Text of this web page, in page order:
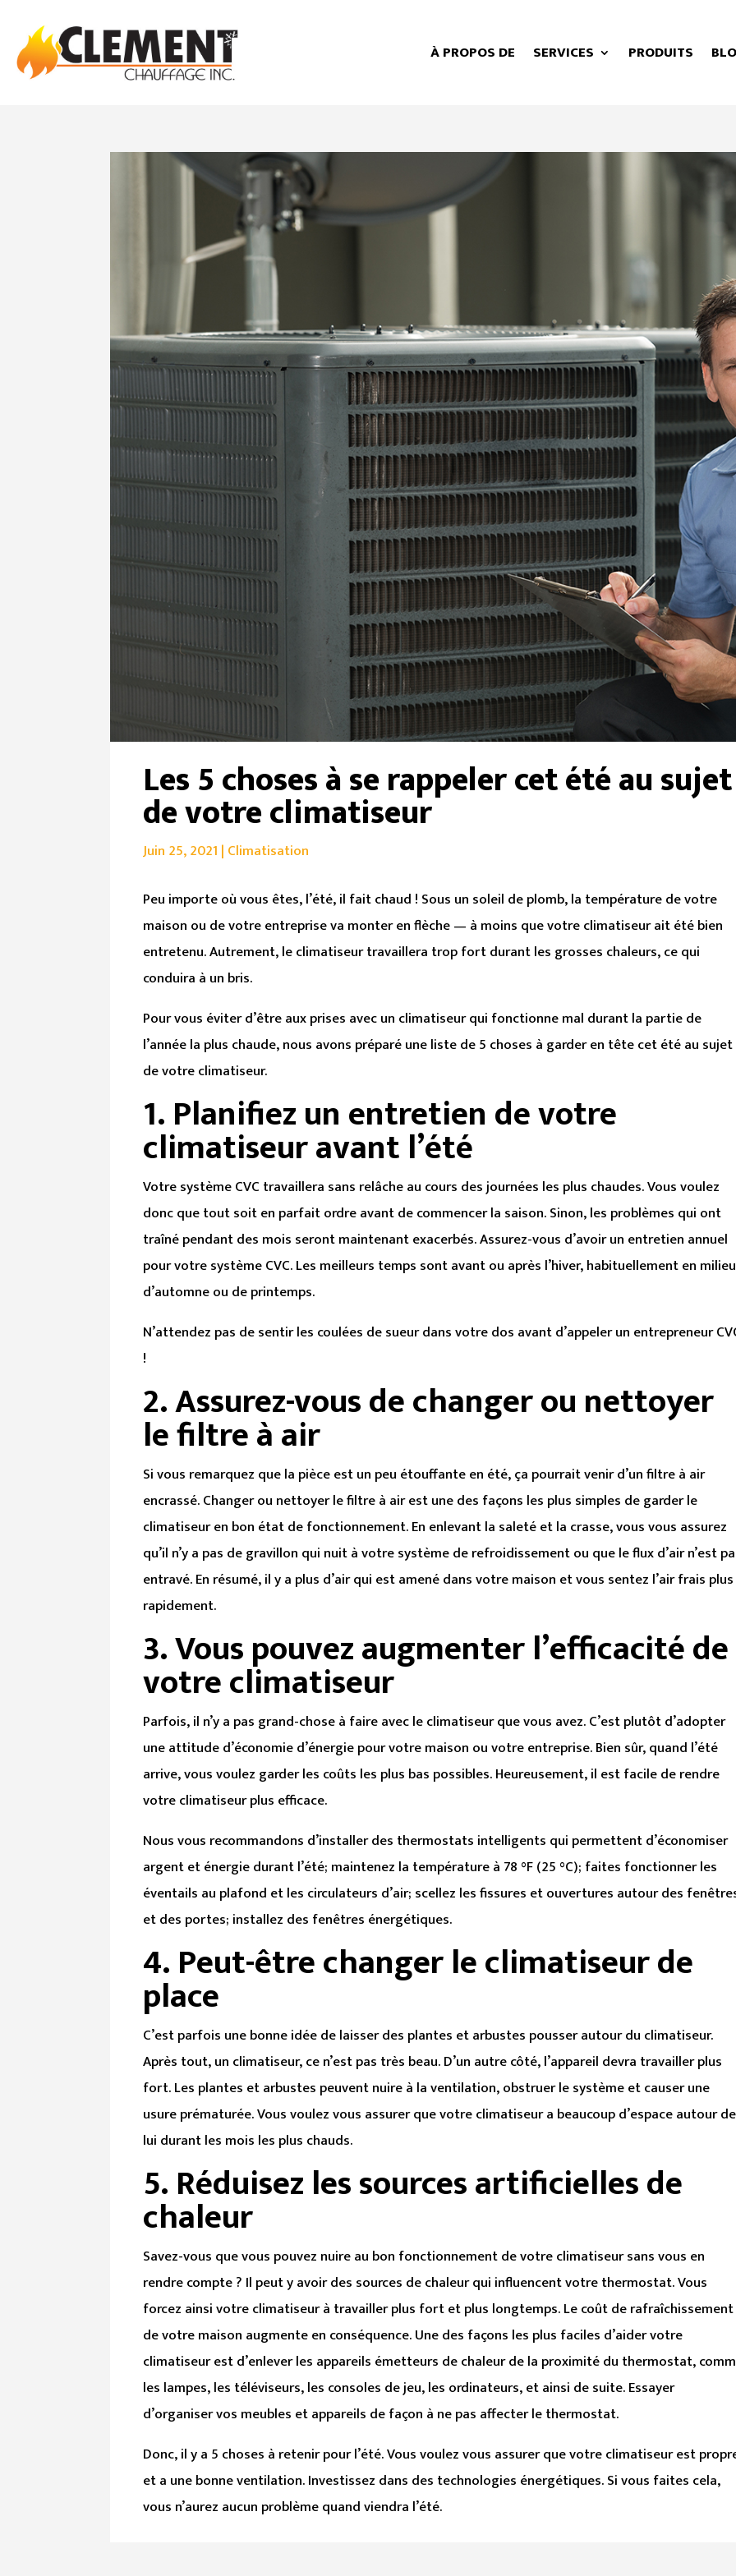
À PROPOS DE SERVICES PRODUITS
Les 5 choses à se rappeler cet été au sujet
de votre climatiseur
Juin 25, 2021 | Climatisation
Peu importe où vous êtes, l’été, il fait chaud ! Sous un soleil de plomb, la température de votre
maison ou de votre entreprise va monter en flèche — à moins que votre climatiseur ait été bien
entretenu. Autrement, le climatiseur travaillera trop fort durant les grosses chaleurs, ce qui
conduira à un bris.
Pour vous éviter d’être aux prises avec un climatiseur qui fonctionne mal durant la partie de
l’année la plus chaude, nous avons préparé une liste de 5 choses à garder en tête cet été au sujet
de votre climatiseur.
1.Planifiez un entretien de votre
climatiseur avant l’été
Votre système CVC travaillera sans relâche au cours des journées les plus chaudes. Vous voulez
donc que tout soit en parfait ordre avant de commencer la saison. Sinon, les problèmes qui ont
traîné pendant des mois seront maintenant exacerbés. Assurez-vous d’avoir un entretien annuel
pour votre système CVC. Les meilleurs temps sont avant ou après l’hiver, habituellement en milieu
d’automne ou de printemps.
N’attendez pas de sentir les coulées de sueur dans votre dos avant d’appeler un entrepreneur
!
2.Assurez-vous de changer ou nettoyer
le filtre à air
Si vous remarquez que la pièce est un peu étouffante en été, ça pourrait venir d’un filtre à air
encrassé. Changer ou nettoyer le filtre à air est une des façons les plus simples de garder le
climatiseur en bon état de fonctionnement. En enlevant la saleté et la crasse, vous vous assurez
qu’il n’y a pas de gravillon qui nuit à votre système de refroidissement ou que le flux d’air n’est
entravé. En résumé, il y a plus d’air qui est amené dans votre maison et vous sentez l’air frais plus
rapidement.
3.Vous pouvez augmenter l’efficacité de
votre climatiseur
Parfois, il n’y a pas grand-chose à faire avec le climatiseur que vous avez. C’est plutôt d’adopter
une attitude d’économie d’énergie pour votre maison ou votre entreprise. Bien sûr, quand l’été
arrive, vous voulez garder les coûts les plus bas possibles. Heureusement, il est facile de rendre
votre climatiseur plus efficace.
Nous vous recommandons d’installer des thermostats intelligents qui permettent d’économiser
argent et énergie durant l’été; maintenez la température à 78 °F (25 °C); faites fonctionner les
éventails au plafond et les circulateurs d’air; scellez les fissures et ouvertures autour des
et des portes; installez des fenêtres énergétiques.
4.Peut-être changer le climatiseur de
place
C’est parfois une bonne idée de laisser des plantes et arbustes pousser autour du climatiseur.
Après tout, un climatiseur, ce n’est pas très beau. D’un autre côté, l’appareil devra travailler plus
fort. Les plantes et arbustes peuvent nuire à la ventilation, obstruer le système et causer une
usure prématurée. Vous voulez vous assurer que votre climatiseur a beaucoup d’espace autour de
lui durant les mois les plus chauds.
5.Réduisez les sources artificielles de
chaleur
Savez-vous que vous pouvez nuire au bon fonctionnement de votre climatiseur sans vous en
rendre compte ? Il peut y avoir des sources de chaleur qui influencent votre thermostat. Vous
forcez ainsi votre climatiseur à travailler plus fort et plus longtemps. Le coût de rafraîchissement
de votre maison augmente en conséquence. Une des façons les plus faciles d’aider votre
climatiseur est d’enlever les appareils émetteurs de chaleur de la proximité du thermostat,
les lampes, les téléviseurs, les consoles de jeu, les ordinateurs, et ainsi de suite. Essayer
d’organiser vos meubles et appareils de façon à ne pas affecter le thermostat.
Donc, il y a 5 choses à retenir pour l’été. Vous voulez vous assurer que votre climatiseur est
et a une bonne ventilation. Investissez dans des technologies énergétiques. Si vous faites cela,
vous n’aurez aucun problème quand viendra l’été.